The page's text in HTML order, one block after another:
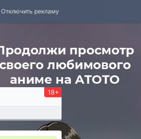
Отключить рекламу
18+